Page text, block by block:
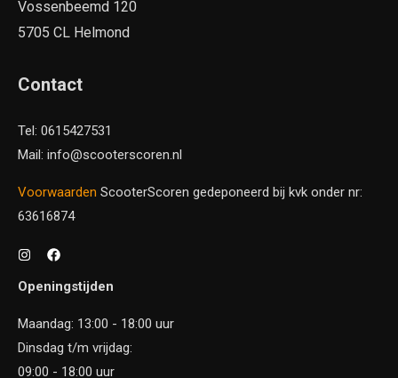
Vossenbeemd 120
5705 CL Helmond
Contact
Tel: 0615427531
Mail: info@scooterscoren.nl
Voorwaarden ScooterScoren gedeponeerd bij kvk onder nr:
63616874
Openingstijden
Maandag: 13:00 - 18:00 uur
Dinsdag t/m vrijdag:
09:00 - 18:00 uur